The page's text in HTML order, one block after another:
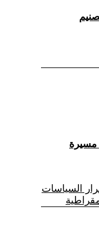
مسيرة
السياسات